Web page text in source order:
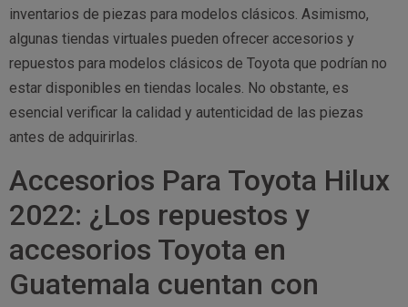
inventarios de piezas para modelos clásicos. Asimismo,
algunas tiendas virtuales pueden ofrecer accesorios y
repuestos para modelos clásicos de Toyota que podrían no
estar disponibles en tiendas locales. No obstante, es
esencial verificar la calidad y autenticidad de las piezas
antes de adquirirlas.
Accesorios Para Toyota Hilux
2022: ¿Los repuestos y
accesorios Toyota en
Guatemala cuentan con